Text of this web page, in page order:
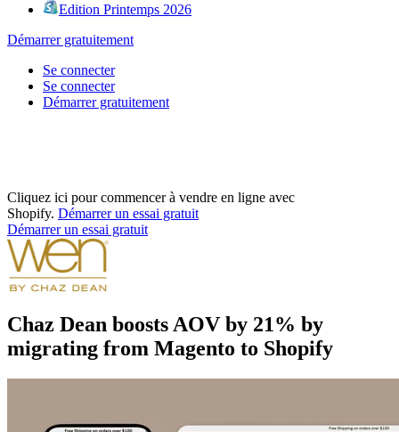
Edition Printemps 2026
Démarrer gratuitement
Se connecter
Se connecter
Démarrer gratuitement
Cliquez ici pour commencer à vendre en ligne avec
Shopify. Démarrer un essai gratuit
Démarrer un essai gratuit
Chaz Dean boosts AOV by 21% by
migrating from Magento to Shopify